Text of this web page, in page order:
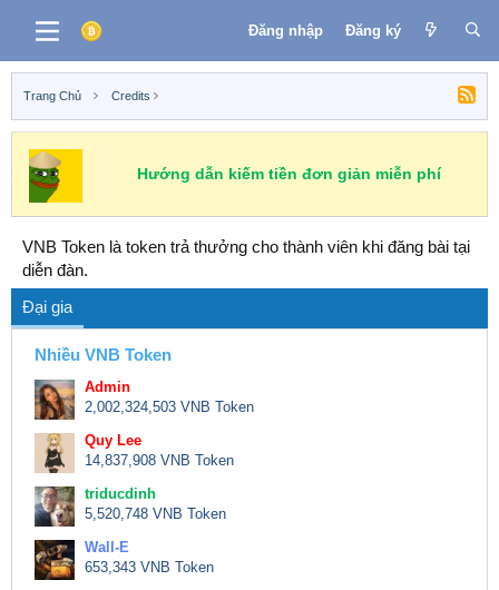
Đăng nhập Đăng ký
Trang Chủ Credits
Hướng dẫn kiếm tiền đơn giản miễn phí
VNB Token là token trả thưởng cho thành viên khi đăng bài tại
diễn đàn.
Đại gia
Nhiều VNB Token
Admin
2,002,324,503 VNB Token
Quy Lee
14,837,908 VNB Token
triducdinh
5,520,748 VNB Token
Wall-E
653,343 VNB Token